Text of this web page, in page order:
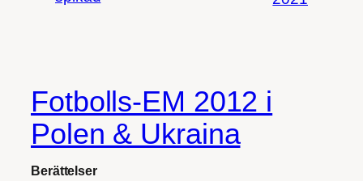
Fotbolls-EM 2012 i
Polen & Ukraina
Berättelser